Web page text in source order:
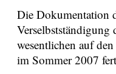
Die Dokumentation
wesentlichen auf
im Sommer 2007